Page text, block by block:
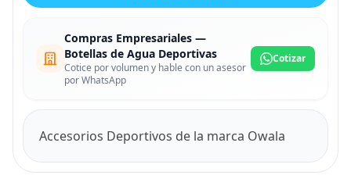
Compras Empresariales —
Botellas de Agua Deportivas
Cotice por volumen y hable con un asesor
por WhatsApp
Cotizar
Accesorios Deportivos de la marca Owala